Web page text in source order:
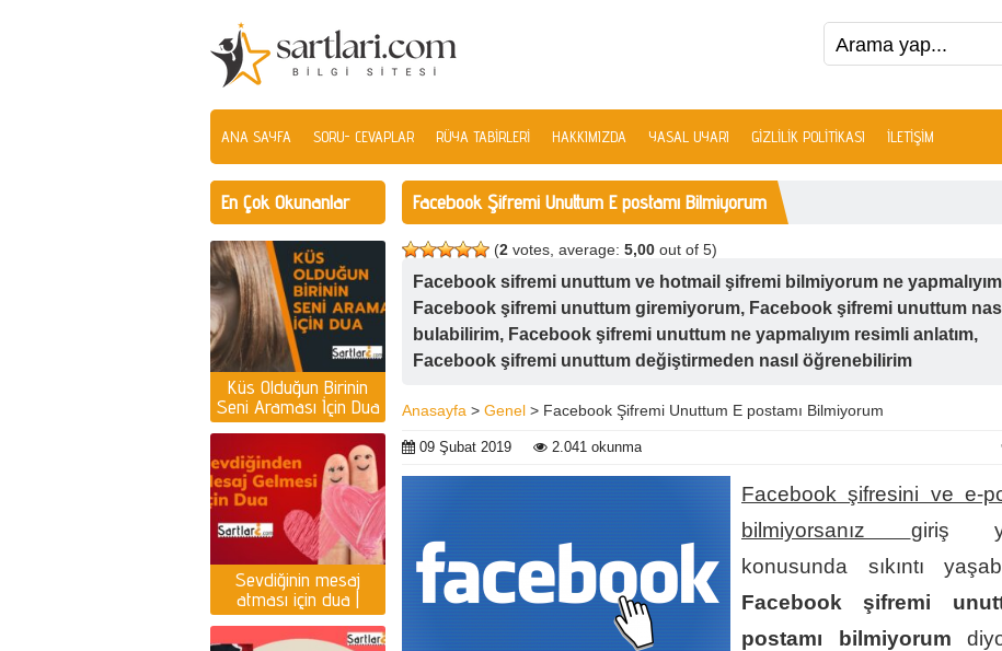
ANA SAYFA SORU- CEVAPLAR RÜYA TABIRLERI HAKKIMIZDA YASAL UYARI GIZLILIK POLITIKASI İLETIŞIM
Facebook Şifremi Unuttum E postamı Bilmiyorum
(2 votes, average:5,00 out of 5)
Facebook sifremi unuttum ve hotmail şifremi bilmiyorum ne
Facebook şifremi unuttum giremiyorum, Facebook şifremi unuttum
bulabilirim, Facebook şifremi unuttum ne yapmalıyım resimli anlatım,
Facebook şifremi unuttum değiştirmeden nasıl öğrenebilirim
Anasayfa >Genel > Facebook Şifremi Unuttum E postamı Bilmiyorum
09 Şubat 2019 2.041 okunma
Facebook şifresini ve e-
bilmiyorsanız giriş
konusunda sıkıntı
Facebook şifremi
postamı bilmiyorum
En Çok Okunanlar
Küs Olduğun Birinin
Seni Araması İçin Dua
| Küs olan kişiyi
ayağına getirmek için
dua
Sevdiğinin mesaj
atması için dua |
Yazması için dua